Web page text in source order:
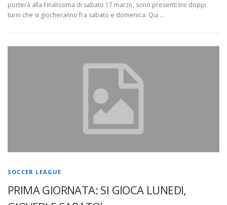
porterà alla Finalissima di sabato 17 marzo, sono presenti tre doppi
turni che si giocheranno fra sabato e domenica. Qui …
SOCCER LEAGUE
PRIMA GIORNATA: SI GIOCA LUNEDI,